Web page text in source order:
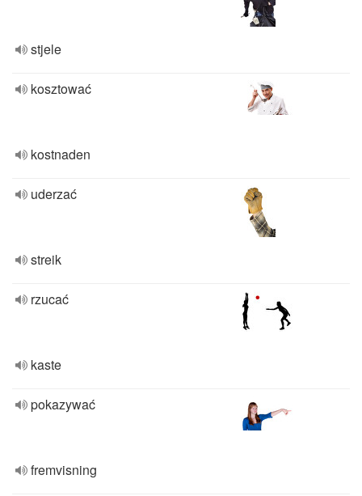
stjele
kosztować
kostnaden
uderzać
streik
rzucać
kaste
pokazywać
fremvisning